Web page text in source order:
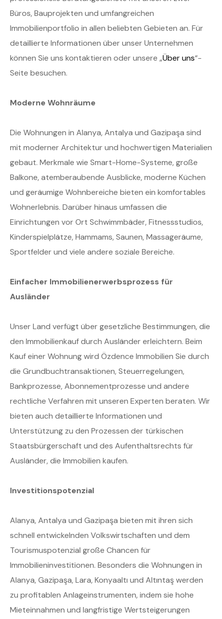
Büros, Bauprojekten und umfangreichen
Immobilienportfolio in allen beliebten Gebieten an. Für
detaillierte Informationen über unser Unternehmen
können Sie uns kontaktieren oder unsere „Über uns“-
Seite besuchen.
Moderne Wohnräume
Die Wohnungen in Alanya, Antalya und Gazipaşa sind
mit moderner Architektur und hochwertigen Materialien
gebaut. Merkmale wie Smart-Home-Systeme, große
Balkone, atemberaubende Ausblicke, moderne Küchen
und geräumige Wohnbereiche bieten ein komfortables
Wohnerlebnis. Darüber hinaus umfassen die
Einrichtungen vor Ort Schwimmbäder, Fitnessstudios,
Kinderspielplätze, Hammams, Saunen, Massageräume,
Sportfelder und viele andere soziale Bereiche.
Einfacher Immobilienerwerbsprozess für
Ausländer
Unser Land verfügt über gesetzliche Bestimmungen, die
den Immobilienkauf durch Ausländer erleichtern. Beim
Kauf einer Wohnung wird Özdence Immobilien Sie durch
die Grundbuchtransaktionen, Steuerregelungen,
Bankprozesse, Abonnementprozesse und andere
rechtliche Verfahren mit unseren Experten beraten. Wir
bieten auch detaillierte Informationen und
Unterstützung zu den Prozessen der türkischen
Staatsbürgerschaft und des Aufenthaltsrechts für
Ausländer, die Immobilien kaufen.
Investitionspotenzial
Alanya, Antalya und Gazipaşa bieten mit ihren sich
schnell entwickelnden Volkswirtschaften und dem
Tourismuspotenzial große Chancen für
Immobilieninvestitionen. Besonders die Wohnungen in
Alanya, Gazipaşa, Lara, Konyaaltı und Altıntaş werden
zu profitablen Anlageinstrumenten, indem sie hohe
Mieteinnahmen und langfristige Wertsteigerungen